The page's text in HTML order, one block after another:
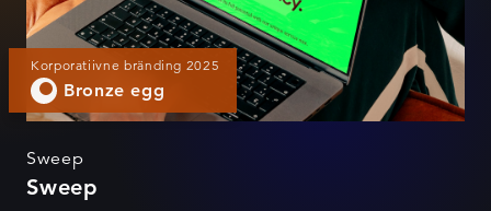
Korporatiivne bränding 2025
Bronze egg
Sweep
Sweep